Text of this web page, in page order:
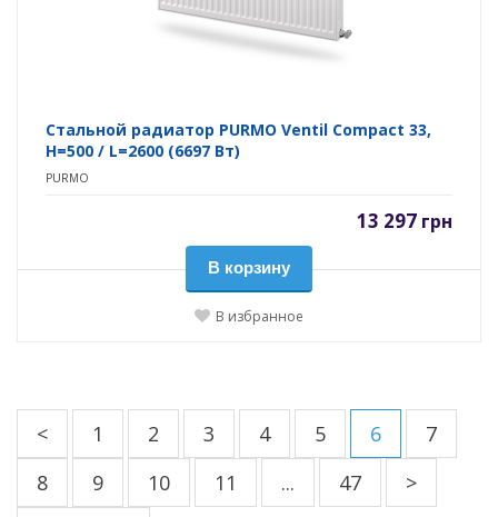
Стальной радиатор PURMO Ventil Compact 33,
H=500 / L=2600 (6697 Вт)
PURMO
13 297 грн
В корзину
В избранное
< 1 2 3 4 5 6
7
8
9 10 11 ... 47
>